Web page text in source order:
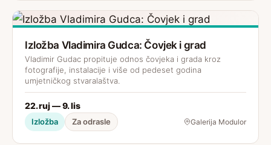
Izložba Vladimira Gudca: Čovjek i grad
Vladimir Gudac propituje odnos čovjeka i grada kroz
fotografije, instalacije i više od pedeset godina
umjetničkog stvaralaštva.
22. ruj — 9. lis
Izložba Za odrasle Galerija Modulor